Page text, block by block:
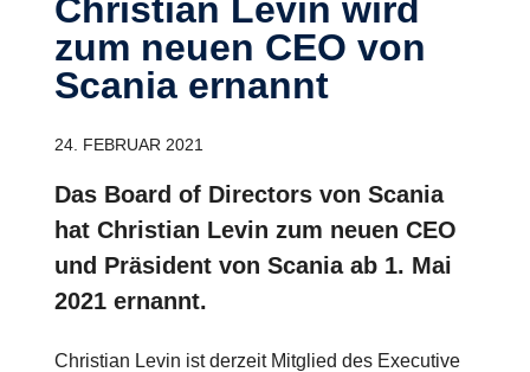
Christian Levin wird
zum neuen CEO von
Scania ernannt
24. FEBRUAR 2021
Das Board of Directors von Scania
hat Christian Levin zum neuen CEO
und Präsident von Scania ab 1. Mai
2021 ernannt.
Christian Levin ist derzeit Mitglied des Executive